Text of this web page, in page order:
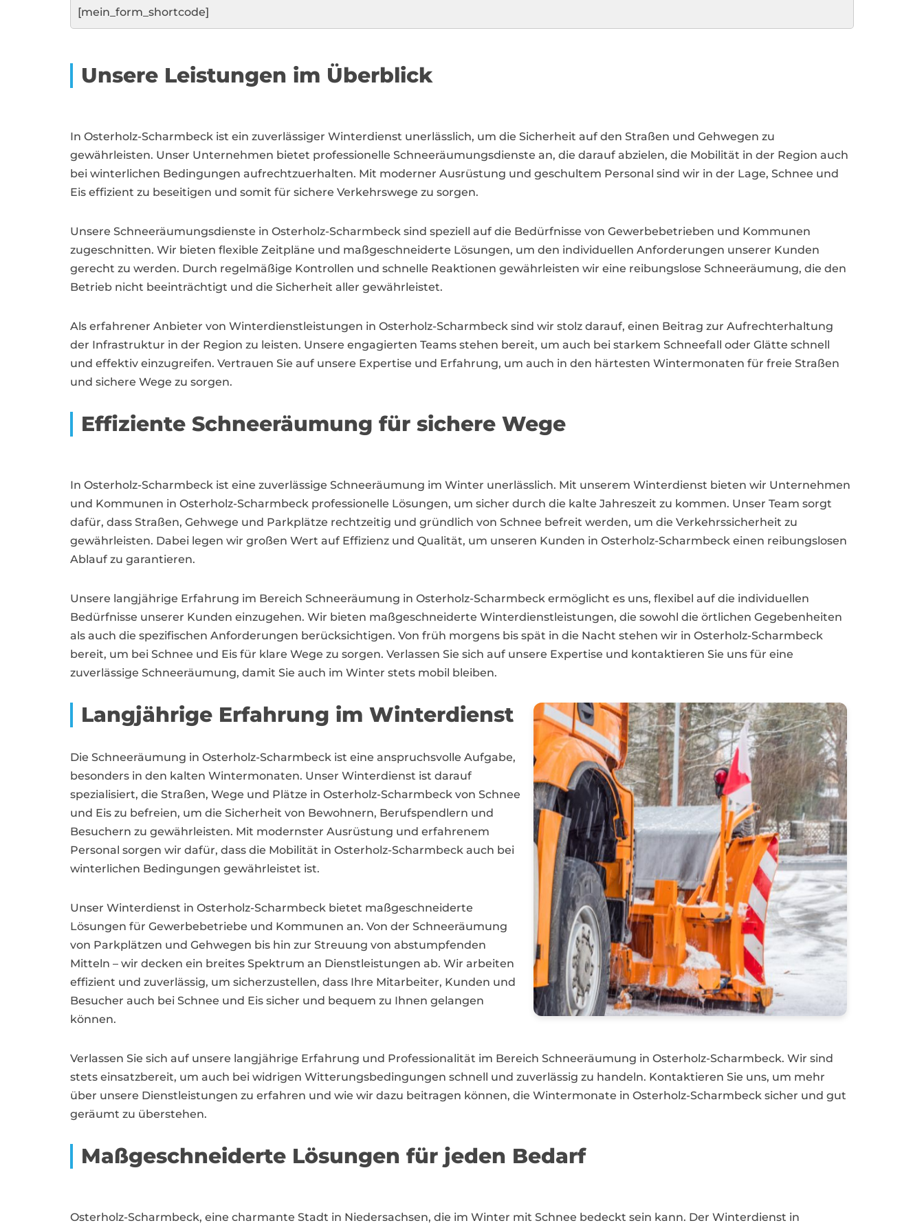
[mein_form_shortcode]
Unsere Leistungen im Überblick
In Osterholz-Scharmbeck ist ein zuverlässiger Winterdienst unerlässlich, um die Sicherheit auf den Straßen und Gehwegen zu
gewährleisten. Unser Unternehmen bietet professionelle Schneeräumungsdienste an, die darauf abzielen, die Mobilität in der Region auch
bei winterlichen Bedingungen aufrechtzuerhalten. Mit moderner Ausrüstung und geschultem Personal sind wir in der Lage, Schnee und
Eis effizient zu beseitigen und somit für sichere Verkehrswege zu sorgen.
Unsere Schneeräumungsdienste in Osterholz-Scharmbeck sind speziell auf die Bedürfnisse von Gewerbebetrieben und Kommunen
zugeschnitten. Wir bieten flexible Zeitpläne und maßgeschneiderte Lösungen, um den individuellen Anforderungen unserer Kunden
gerecht zu werden. Durch regelmäßige Kontrollen und schnelle Reaktionen gewährleisten wir eine reibungslose Schneeräumung, die den
Betrieb nicht beeinträchtigt und die Sicherheit aller gewährleistet.
Als erfahrener Anbieter von Winterdienstleistungen in Osterholz-Scharmbeck sind wir stolz darauf, einen Beitrag zur Aufrechterhaltung
der Infrastruktur in der Region zu leisten. Unsere engagierten Teams stehen bereit, um auch bei starkem Schneefall oder Glätte schnell
und effektiv einzugreifen. Vertrauen Sie auf unsere Expertise und Erfahrung, um auch in den härtesten Wintermonaten für freie Straßen
und sichere Wege zu sorgen.
Effiziente Schneeräumung für sichere Wege
In Osterholz-Scharmbeck ist eine zuverlässige Schneeräumung im Winter unerlässlich. Mit unserem Winterdienst bieten wir Unternehmen
und Kommunen in Osterholz-Scharmbeck professionelle Lösungen, um sicher durch die kalte Jahreszeit zu kommen. Unser Team sorgt
dafür, dass Straßen, Gehwege und Parkplätze rechtzeitig und gründlich von Schnee befreit werden, um die Verkehrssicherheit zu
gewährleisten. Dabei legen wir großen Wert auf Effizienz und Qualität, um unseren Kunden in Osterholz-Scharmbeck einen reibungslosen
Ablauf zu garantieren.
Unsere langjährige Erfahrung im Bereich Schneeräumung in Osterholz-Scharmbeck ermöglicht es uns, flexibel auf die individuellen
Bedürfnisse unserer Kunden einzugehen. Wir bieten maßgeschneiderte Winterdienstleistungen, die sowohl die örtlichen Gegebenheiten
als auch die spezifischen Anforderungen berücksichtigen. Von früh morgens bis spät in die Nacht stehen wir in Osterholz-Scharmbeck
bereit, um bei Schnee und Eis für klare Wege zu sorgen. Verlassen Sie sich auf unsere Expertise und kontaktieren Sie uns für eine
zuverlässige Schneeräumung, damit Sie auch im Winter stets mobil bleiben.
Langjährige Erfahrung im Winterdienst
Die Schneeräumung in Osterholz-Scharmbeck ist eine anspruchsvolle Aufgabe,
besonders in den kalten Wintermonaten. Unser Winterdienst ist darauf
spezialisiert, die Straßen, Wege und Plätze in Osterholz-Scharmbeck von Schnee
und Eis zu befreien, um die Sicherheit von Bewohnern, Berufspendlern und
Besuchern zu gewährleisten. Mit modernster Ausrüstung und erfahrenem
Personal sorgen wir dafür, dass die Mobilität in Osterholz-Scharmbeck auch bei
winterlichen Bedingungen gewährleistet ist.
Unser Winterdienst in Osterholz-Scharmbeck bietet maßgeschneiderte
Lösungen für Gewerbebetriebe und Kommunen an. Von der Schneeräumung
von Parkplätzen und Gehwegen bis hin zur Streuung von abstumpfenden
Mitteln – wir decken ein breites Spektrum an Dienstleistungen ab. Wir arbeiten
effizient und zuverlässig, um sicherzustellen, dass Ihre Mitarbeiter, Kunden und
Besucher auch bei Schnee und Eis sicher und bequem zu Ihnen gelangen
können.
Verlassen Sie sich auf unsere langjährige Erfahrung und Professionalität im Bereich Schneeräumung in Osterholz-Scharmbeck. Wir sind
stets einsatzbereit, um auch bei widrigen Witterungsbedingungen schnell und zuverlässig zu handeln. Kontaktieren Sie uns, um mehr
über unsere Dienstleistungen zu erfahren und wie wir dazu beitragen können, die Wintermonate in Osterholz-Scharmbeck sicher und gut
geräumt zu überstehen.
Maßgeschneiderte Lösungen für jeden Bedarf
Osterholz-Scharmbeck, eine charmante Stadt in Niedersachsen, die im Winter mit Schnee bedeckt sein kann. Der Winterdienst in